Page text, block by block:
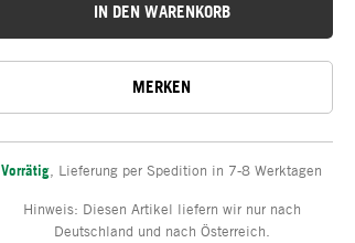
IN DEN WARENKORB
MERKEN
Vorrätig Lieferung per Spedition in 7-8 Werktagen
Hinweis: Diesen Artikel liefern wir nur nach
Deutschland und nach Österreich.